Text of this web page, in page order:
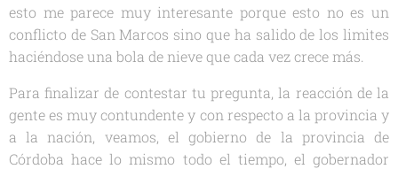
esto me parece muy interesante porque esto no es un
conflicto de San Marcos sino que ha salido de los limites
haciéndose una bola de nieve que cada vez crece más.
Para finalizar de contestar tu pregunta, la reacción de la
gente es muy contundente y con respecto a la provincia y
a la nación, veamos, el gobierno de la provincia de
Córdoba hace lo mismo todo el tiempo, el gobernador